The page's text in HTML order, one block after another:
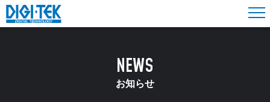
NEWS
お知らせ